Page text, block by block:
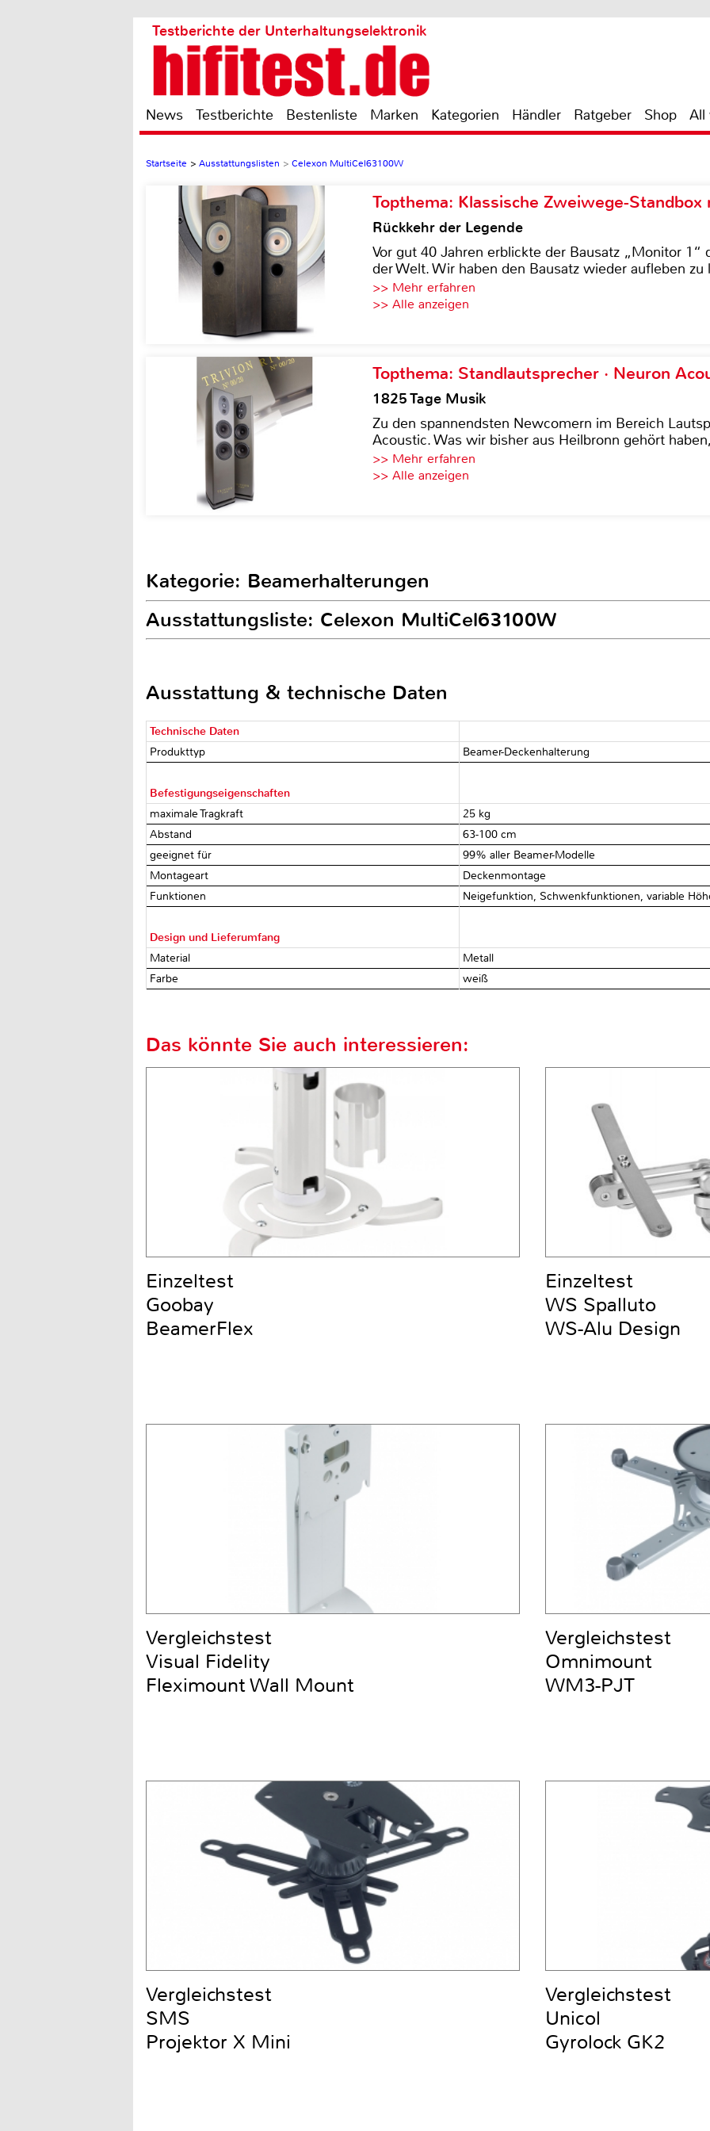
Testberichte der Unterhaltungselektronik
News Testberichte Bestenliste Marken Kategorien Händler Ratgeber Shop All
Startseite > Ausstattungslisten > Celexon MultiCel63100W
Topthema: Klassische Zweiwege-
Rückkehr der Legende
Vor gut 40 Jahren erblickte der Bausatz „Monitor 1“
der Welt. Wir haben den Bausatz wieder aufleben zu
>> Mehr erfahren
>> Alle anzeigen
Topthema: Standlautsprecher · Neuron
1825 Tage Musik
Zu den spannendsten Newcomern im Bereich
Acoustic. Was wir bisher aus Heilbronn gehört
>> Mehr erfahren
>> Alle anzeigen
Kategorie: Beamerhalterungen
Ausstattungsliste: Celexon MultiCel63100W
Ausstattung & technische Daten
Technische Daten
Produkttyp
Beamer-Deckenhalterung
Befestigungseigenschaften
maximale Tragkraft
25 kg
Abstand
63-100 cm
geeignet für
99% aller Beamer-Modelle
Montageart
Deckenmontage
Funktionen
Neigefunktion, Schwenkfunktionen, variable
Design und Lieferumfang
Material
Metall
Farbe
weiß
Das könnte Sie auch interessieren:
Einzeltest
Goobay
BeamerFlex
Einzeltest
WS Spalluto
WS-Alu Design
Vergleichstest
Visual Fidelity
Fleximount Wall Mount
Vergleichstest
Omnimount
WM3-PJT
Vergleichstest
SMS
Projektor X Mini
Vergleichstest
Unicol
Gyrolock GK2